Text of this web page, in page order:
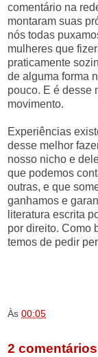
comentário na
montaram suas
nós todas
mulheres que
praticamente
de alguma forma
pouco. E é desse
movimento.
Experiências
desse melhor
nosso nicho e
que podemos
outras, e que
ganhamos e
literatura escrita
por direito. Como
temos de pedir
Às 00:05
2